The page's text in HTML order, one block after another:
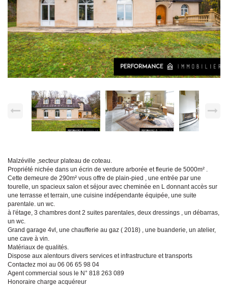
Malzéville ,secteur plateau de coteau.
Propriété nichée dans un écrin de verdure arborée et fleurie de 5000m² .
Cette demeure de 290m² vous offre de plain-pied , une entrée par une
tourelle, un spacieux salon et séjour avec cheminée en L donnant accès sur
une terrasse et terrain, une cuisine indépendante équipée, une suite
parentale. un wc.
à l'étage, 3 chambres dont 2 suites parentales, deux dressings , un débarras,
un wc.
Grand garage 4vl, une chaufferie au gaz ( 2018) , une buanderie, un atelier,
une cave à vin.
Matériaux de qualités.
Dispose aux alentours divers services et infrastructure et transports
Contactez moi au 06 06 65 98 04
Agent commercial sous le N° 818 263 089
Honoraire charge acquéreur